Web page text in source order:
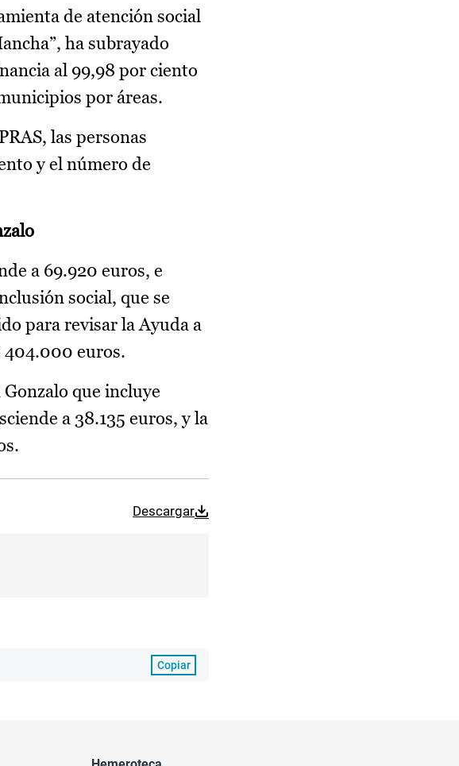
de atención social
ha subrayado
al 99,98 por ciento
por áreas.
las personas
y el número de
a 69.920 euros, e
social, que se
para revisar la Ayuda a
404.000 euros.
que incluye
a 38.135 euros, y la
Descargar
Copiar